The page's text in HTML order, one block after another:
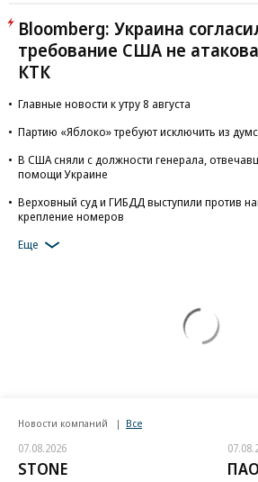
Bloomberg: Украина
требование США не
КТК
Главные новости к утру 8 августа
Партию «Яблоко» требуют исключить из
В США сняли с должности генерала,
помощи Украине
Верховный суд и ГИБДД выступили против
крепление номеров
Еще
Новости компаний Все
07.08.2026
STONE